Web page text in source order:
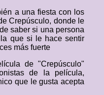
a una fiesta con los
Crepúsculo, donde le
saber si una persona
que si le hace sentir
más fuerte
de "Crepúsculo"
de la película,
que le gusta acepta